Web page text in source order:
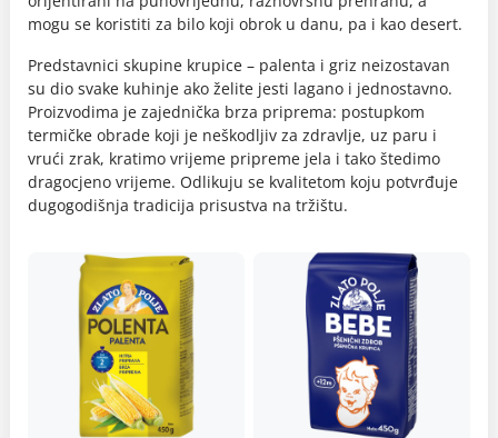
mogu se koristiti za bilo koji obrok u danu, pa i kao desert.
Predstavnici skupine krupice – palenta i griz neizostavan
su dio svake kuhinje ako želite jesti lagano i jednostavno.
Proizvodima je zajednička brza priprema: postupkom
termičke obrade koji je neškodljiv za zdravlje, uz paru i
vrući zrak, kratimo vrijeme pripreme jela i tako štedimo
dragocjeno vrijeme. Odlikuju se kvalitetom koju potvrđuje
dugogodišnja tradicija prisustva na tržištu.